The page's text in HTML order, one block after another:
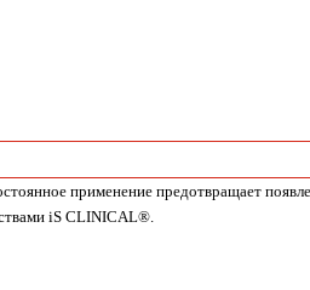
применение предотвращает
iS CLINICAL®.